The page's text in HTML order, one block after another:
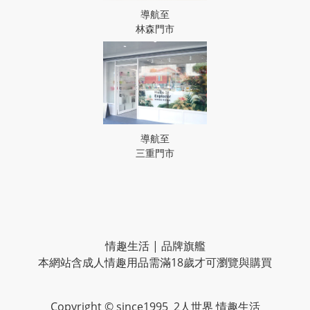
導航至
林森門市
導航至
三重門市
情趣生活 | 品牌旗艦
本網站含成人情趣用品需滿18歲才可瀏覽與購買
Copyright © since1995 2人世界 情趣生活